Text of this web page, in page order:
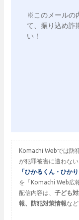
※このメールの
て、振り込め詐
い！
Komachi Webでは防
が犯罪被害に遭わな
「ひかるくん・ひか
を「Komachi Web広
配信内容は、 子ども
報、防犯対策情報など